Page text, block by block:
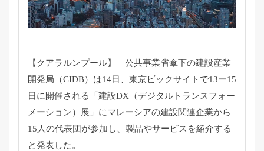
【クアラルンプール】 公共事業省傘下の建設産業
開発局（CIDB）は14日、東京ビックサイトで13ー15
日に開催される「建設DX（デジタルトランスフォー
メーション）展」にマレーシアの建設関連企業から
15人の代表団が参加し、製品やサービスを紹介する
と発表した。